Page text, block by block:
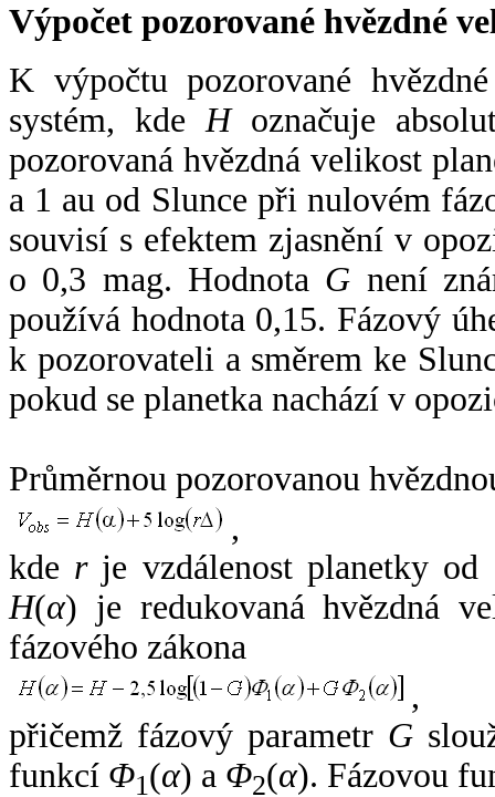
Výpočet pozorované hvězdné
K výpočtu pozorované
systém, kde Hoznačuje
pozorovaná hvězdná velikost
a 1 au od Slunce při nulovém
souvisí s efektem zjasnění v
o 0,3 mag. Hodnota G není
používá hodnota 0,15. Fázový
k pozorovateli a směrem ke
pokud se planetka nachází v
Průměrnou pozorovanou
,
kde rje vzdálenost planetky od
H(α) je redukovaná hvězdná
fázového zákona
,
přičemž fázový parametr G
funkcí Φ1(α) a Φ2(α). Fázovou